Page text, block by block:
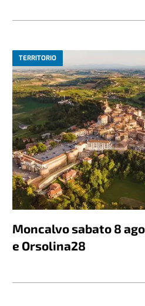
TERRITORIO
Moncalvo sabato 8
e Orsolina28